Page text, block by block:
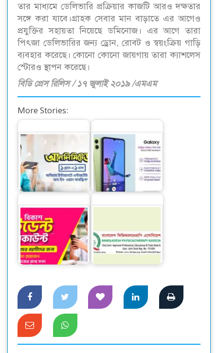
তার মাধ্যমে ডেলিভারি প্রক্রিয়ার কাজটি আরও দক্ষতার
সঙ্গে করা যাবে।গ্রাহক সেবার মান বাড়াতে এর আগেও
প্রযুক্তির সহায়তা নিয়েছে ডমিনোজ। এর আগে তারা
পিৎজা ডেলিভারির জন্য ড্রোন, রোবট ও স্বয়ংক্রিয় গাড়ি
ব্যবহার করেছে। কোনো কোনো জায়গায় তারা ক্যাশলেস
স্টোরও স্থাপন করেছে।
বিডি প্রেস রিলিস / ১৭ জুলাই ২০১৯ /এমএম
More Stories:
গ্রামীণফোন নিয়ে এলো
সহজ সব প্ল্যান
‘অসাম’ সিরিজের নতুন
স্মার্টফোন নিয়ে এলো
স্যামসাং
বিকাশের স্টুডেন্ট
অ্যাকাউন্ট ক্যাশলেস
লেনদেনে…
ফিজিওথেরাপি
চিকিৎসকদের হয়রানী না